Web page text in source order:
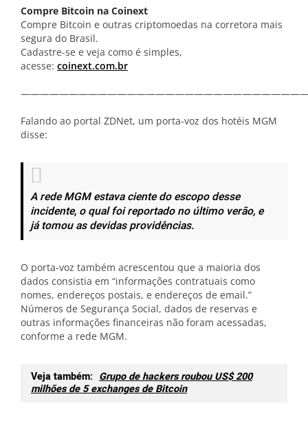
Compre Bitcoin na Coinext
Compre Bitcoin e outras criptomoedas na corretora mais
segura do Brasil.
Cadastre-se e veja como é simples,
acesse: coinext.com.br
Falando ao portal ZDNet, um porta-voz dos hotéis MGM
disse:
A rede MGM estava ciente do escopo desse
incidente, o qual foi reportado no último verão, e
já tomou as devidas providências.
O porta-voz também acrescentou que a maioria dos
dados consistia em “informações contratuais como
nomes, endereços postais, e endereços de email.”
Números de Segurança Social, dados de reservas e
outras informações financeiras não foram acessadas,
conforme a rede MGM.
Veja também: Grupo de hackers roubou US$ 200
milhões de 5 exchanges de Bitcoin